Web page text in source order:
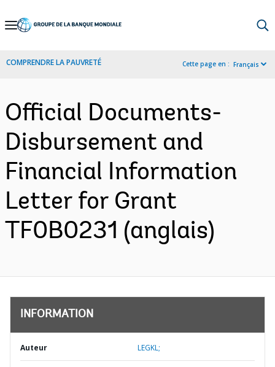
Skip
Navigation
COMPRENDRE LA PAUVRETÉ Cette page en : Français
Official Documents-
Disbursement and
Financial Information
Letter for Grant
TF0B0231 (anglais)
INFORMATION
Auteur LEGKL;